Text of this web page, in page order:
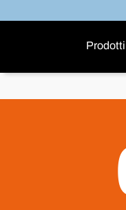
Prodotti